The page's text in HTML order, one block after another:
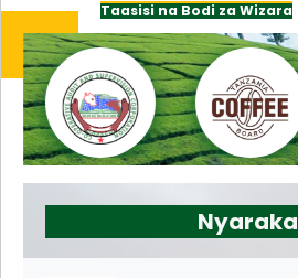
Taasisi na Bodi za Wizara
Nyaraka